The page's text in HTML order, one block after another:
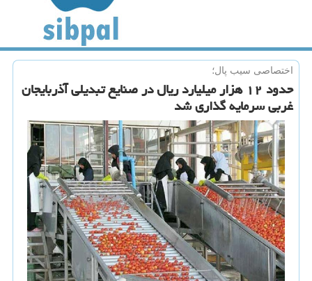
اختصاصی سیب پال؛
حدود ۱۲ هزار میلیارد ریال در صنایع تبدیلی آذربایجان
غربی سرمایه گذاری شد